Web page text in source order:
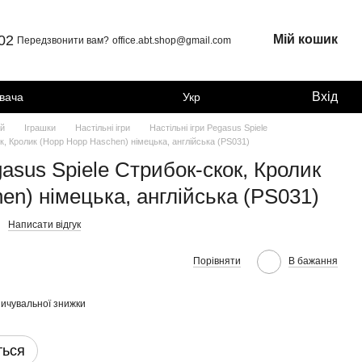
Передзвонити вам? office.abt.shop@gmail.com Мій кошик
Укр Вхід
Іграшки Настільні ігри
Настільні ігри Pegasus Spiele
Кролик (Hopp Hopp Haschen) німецька, англійська (PS031)
Spiele Стрибок-скок, Кролик
німецька, англійська (PS031)
Написати відгук
Порівняти В бажання
знижки